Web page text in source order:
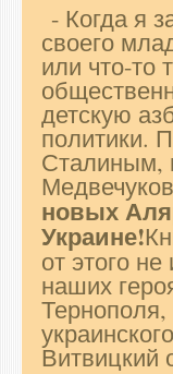
- Когда я
своего
или что-то
детскую
политики.
Сталиным,
новых
Украине!
от этого
наших
Тернополя,
Витвицкий